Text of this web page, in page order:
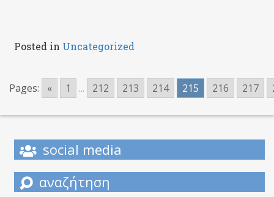
Posted in Uncategorized
Pages: « 1 ... 212 213 214 215 216 217
social media
αναζήτηση